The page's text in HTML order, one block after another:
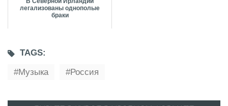
легализованы однополые
браки
TAGS:
Музыка
Россия